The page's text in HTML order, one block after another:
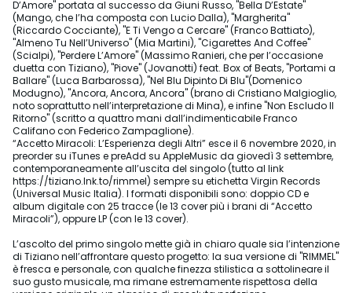
D’Amore" portata al successo da Giuni Russo, "Bella D’Estate"
(Mango, che l’ha composta con Lucio Dalla), "Margherita"
(Riccardo Cocciante), "E Ti Vengo a Cercare" (Franco Battiato),
"Almeno Tu Nell’Universo" (Mia Martini), "Cigarettes And Coffee"
(Scialpi), "Perdere L’Amore" (Massimo Ranieri, che per l’occasione
duetta con Tiziano), "Piove" (Jovanotti) feat. Box of Beats, "Portami a
Ballare" (Luca Barbarossa), "Nel Blu Dipinto Di Blu"(Domenico
Modugno), "Ancora, Ancora, Ancora" (brano di Cristiano Malgioglio,
noto soprattutto nell’interpretazione di Mina), e infine "Non Escludo Il
Ritorno" (scritto a quattro mani dall’indimenticabile Franco
Califano con Federico Zampaglione).
“Accetto Miracoli: L’Esperienza degli Altri” esce il 6 novembre 2020, in
preorder su iTunes e preAdd su AppleMusic da giovedì 3 settembre,
contemporaneamente all’uscita del singolo (tutto al link
https://tiziano.lnk.to/rimmel) sempre su etichetta Virgin Records
(Universal Music Italia). I formati disponibili sono: doppio CD e
album digitale con 25 tracce (le 13 cover più i brani di “Accetto
Miracoli”), oppure LP (con le 13 cover).
L’ascolto del primo singolo mette già in chiaro quale sia l’intenzione
di Tiziano nell’affrontare questo progetto: la sua versione di "RIMMEL"
è fresca e personale, con qualche finezza stilistica a sottolineare il
suo gusto musicale, ma rimane estremamente rispettosa della